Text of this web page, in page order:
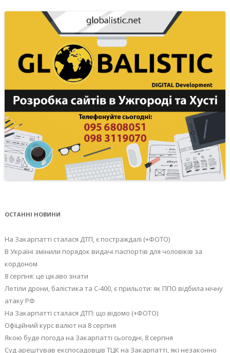
ОСТАННІ НОВИНИ
На Закарпатті сталася ДТП, є постраждалі (+ФОТО)
В Україні змінили порядок видачі паспортів для чоловіків за
кордоном
8 серпня: це цікаво знати
Летіли дрони, балістика та С-400, є прильоти: як ППО відбила нічну
атаку РФ
На Закарпатті сталася ДТП: що відомо (+ФОТО)
Офіційний курс валют на 8 серпня
Якою буде погода на Закарпатті сьогодні, 8 серпня
Суд арештував експосадовців ТЦК на Закарпатті, які незаконно